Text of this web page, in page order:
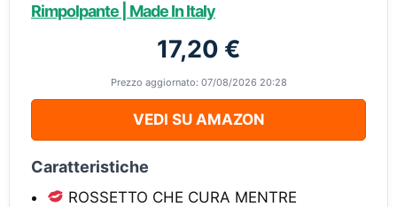
Rimpolpante | Made In Italy
17,20 €
Prezzo aggiornato: 07/08/2026 20:28
VEDI SU AMAZON
Caratteristiche
ROSSETTO CHE CURA MENTRE